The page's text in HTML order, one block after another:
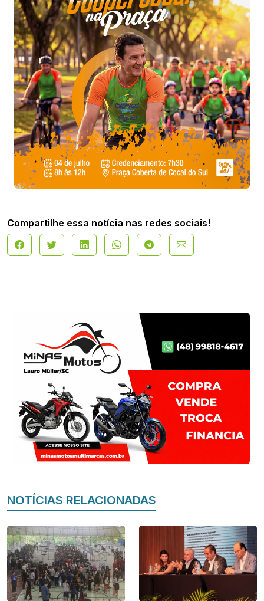
Compartilhe essa notícia nas redes sociais!
NOTÍCIAS RELACIONADAS